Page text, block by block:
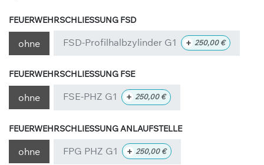
FEUERWEHRSCHLIESSUNG FSD
ohne FSD-Profilhalbzylinder G1 + 250,00€
FEUERWEHRSCHLIESSUNG FSE
ohne FSE-PHZ G1 + 250,00€
FEUERWEHRSCHLIESSUNG ANLAUFSTELLE
ohne FPG PHZ G1 + 250,00€